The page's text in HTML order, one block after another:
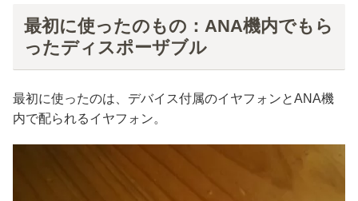
最初に使ったのもの：ANA機内でもら
ったディスポーザブル
最初に使ったのは、デバイス付属のイヤフォンとANA機
内で配られるイヤフォン。